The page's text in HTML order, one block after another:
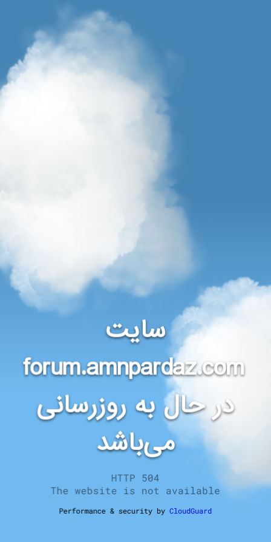
سایت
forum.amnpardaz.com
در حال به روزرسانی
می‌باشد
HTTP 504
The website is not available
Performance & security byCloudGuard